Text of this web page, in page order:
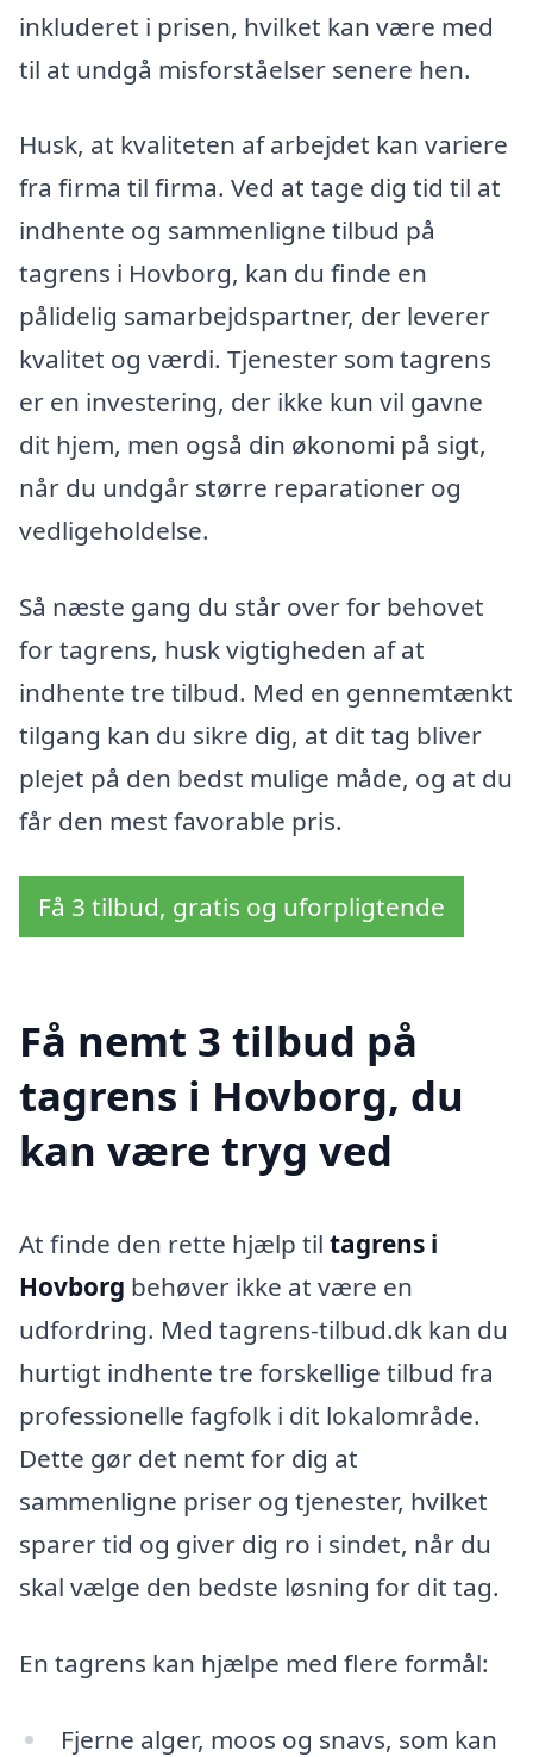
inkluderet i prisen, hvilket kan være med
til at undgå misforståelser senere hen.
Husk, at kvaliteten af arbejdet kan variere
fra firma til firma. Ved at tage dig tid til at
indhente og sammenligne tilbud på
tagrens i Hovborg, kan du finde en
pålidelig samarbejdspartner, der leverer
kvalitet og værdi. Tjenester som tagrens
er en investering, der ikke kun vil gavne
dit hjem, men også din økonomi på sigt,
når du undgår større reparationer og
vedligeholdelse.
Så næste gang du står over for behovet
for tagrens, husk vigtigheden af at
indhente tre tilbud. Med en gennemtænkt
tilgang kan du sikre dig, at dit tag bliver
plejet på den bedst mulige måde, og at du
får den mest favorable pris.
Få 3 tilbud, gratis og uforpligtende
Få nemt 3 tilbud på
tagrens i Hovborg, du
kan være tryg ved
At finde den rette hjælp til tagrens i
Hovborg behøver ikke at være en
udfordring. Med tagrens-tilbud.dk kan du
hurtigt indhente tre forskellige tilbud fra
professionelle fagfolk i dit lokalområde.
Dette gør det nemt for dig at
sammenligne priser og tjenester, hvilket
sparer tid og giver dig ro i sindet, når du
skal vælge den bedste løsning for dit tag.
En tagrens kan hjælpe med flere formål:
Fjerne alger, moos og snavs, som kan